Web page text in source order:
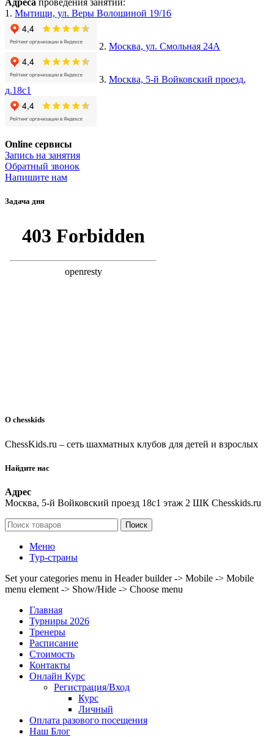
Адреса проведения занятий:
1. Мытищи, ул. Веры Волошиной 19/16
2. Москва, ул. Смольная 24А
3. Москва, 5-й Войковский проезд,
д.18с1
Online сервисы
Запись на занятия
Обратный звонок
Напишите нам
Задача дня
О chesskids
ChessKids.ru – сеть шахматных клубов для детей и взрослых
Найдите нас
Адрес
Москва, 5-й Войковский проезд 18с1 этаж 2 ШК Chesskids.ru
Поиск
Меню
Тур-страны
Set your categories menu in Header builder -> Mobile -> Mobile
menu element -> Show/Hide -> Choose menu
Главная
Турниры 2026
Тренеры
Расписание
Стоимость
Контакты
Онлайн Курс
Регистрация/Вход
Курс
Личный
Оплата разового посещения
Наш Блог